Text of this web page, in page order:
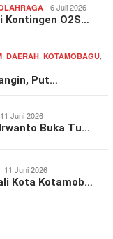
6 Juli 2026
Kontingen O2S…
DAERAH KOTAMOBAGU
Put…
11 Juni 2026
Buka Tu…
11 Juni 2026
Kota Kotamob…